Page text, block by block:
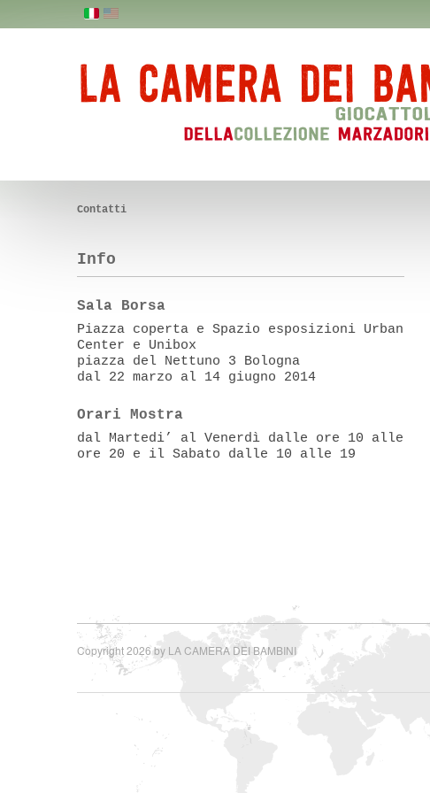
Contatti
Info
Sala Borsa
Piazza coperta e Spazio esposizioni Urban
Center e Unibox
piazza del Nettuno 3 Bologna
dal 22 marzo al 14 giugno 2014
Orari Mostra
dal Martedi’ al Venerdì dalle ore 10 alle
ore 20 e il Sabato dalle 10 alle 19
Copyright 2026 by LA CAMERA DEI BAMBINI